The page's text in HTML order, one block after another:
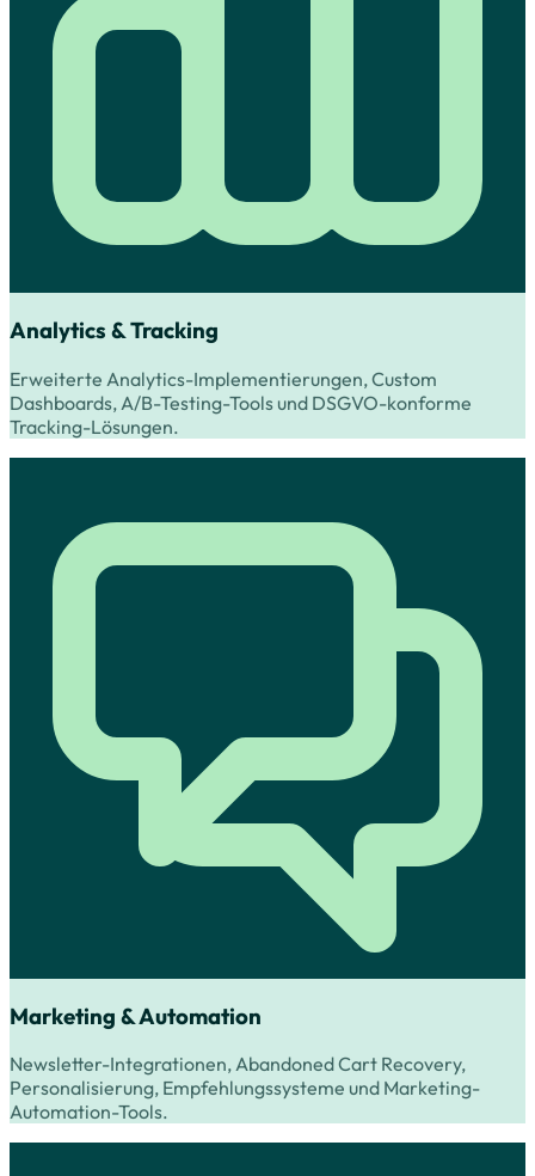
Analytics & Tracking
Erweiterte Analytics-Implementierungen, Custom
Dashboards, A/B-Testing-Tools und DSGVO-konforme
Tracking-Lösungen.
Marketing & Automation
Newsletter-Integrationen, Abandoned Cart Recovery,
Personalisierung, Empfehlungssysteme und Marketing-
Automation-Tools.